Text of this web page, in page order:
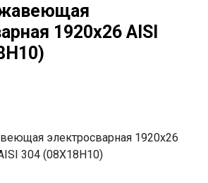
1920х26 AISI